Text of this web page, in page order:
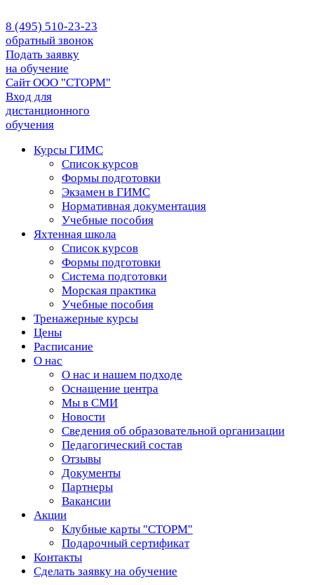
8 (495) 510-23-23
обратный звонок
Подать заявку
на обучение
Сайт ООО "СТОРМ"
Вход для
дистанционного
обучения
Курсы ГИМС
Список курсов
Формы подготовки
Экзамен в ГИМС
Нормативная документация
Учебные пособия
Яхтенная школа
Список курсов
Формы подготовки
Cистема подготовки
Морская практика
Учебные пособия
Тренажерные курсы
Цены
Расписание
О нас
О нас и нашем подходе
Оснащение центра
Мы в СМИ
Новости
Сведения об образовательной организации
Педагогический состав
Отзывы
Документы
Партнеры
Вакансии
Акции
Клубные карты "СТОРМ"
Подарочный сертификат
Контакты
Сделать заявку на обучение